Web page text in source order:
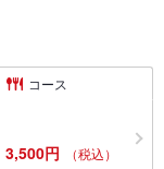
コース
3,500円 （税込）